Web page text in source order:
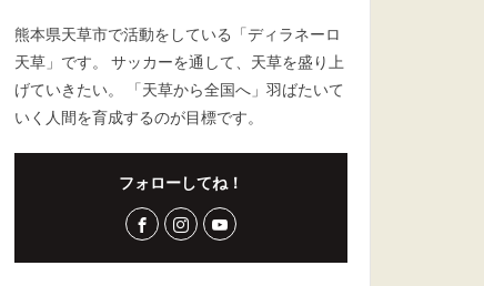
熊本県天草市で活動をしている「ディラネーロ
天草」です。 サッカーを通して、天草を盛り上
げていきたい。 「天草から全国へ」羽ばたいて
いく人間を育成するのが目標です。
フォローしてね！